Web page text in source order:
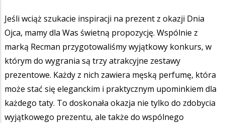
Jeśli wciąż szukacie inspiracji na prezent z okazji Dnia
Ojca, mamy dla Was świetną propozycję. Wspólnie z
marką Recman przygotowaliśmy wyjątkowy konkurs, w
którym do wygrania są trzy atrakcyjne zestawy
prezentowe. Każdy z nich zawiera męską perfumę, która
może stać się eleganckim i praktycznym upominkiem dla
każdego taty. To doskonała okazja nie tylko do zdobycia
wyjątkowego prezentu, ale także do wspólnego